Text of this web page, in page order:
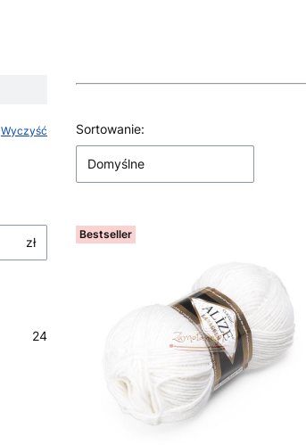
Wyczyść
zł
24
Lista produktów
Sortowanie:
Domyślne
Bestseller